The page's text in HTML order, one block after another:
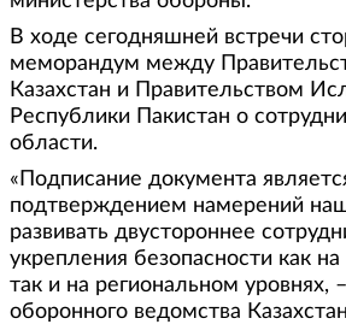
В ходе сегодняшней встречи
меморандум между
Казахстан и Правительством
Республики Пакистан о
области.
«Подписание документа
подтверждением намерений
развивать двустороннее
укрепления безопасности как
так и на региональном уровнях,
оборонного ведомства